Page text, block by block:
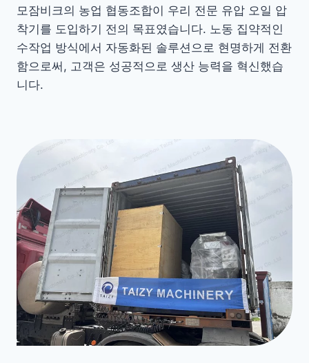
모잠비크의 농업 협동조합이 우리 전문 유압 오일 압
착기를 도입하기 전의 목표였습니다. 노동 집약적인
수작업 방식에서 자동화된 솔루션으로 현명하게 전환
함으로써, 고객은 성공적으로 생산 능력을 혁신했습
니다.